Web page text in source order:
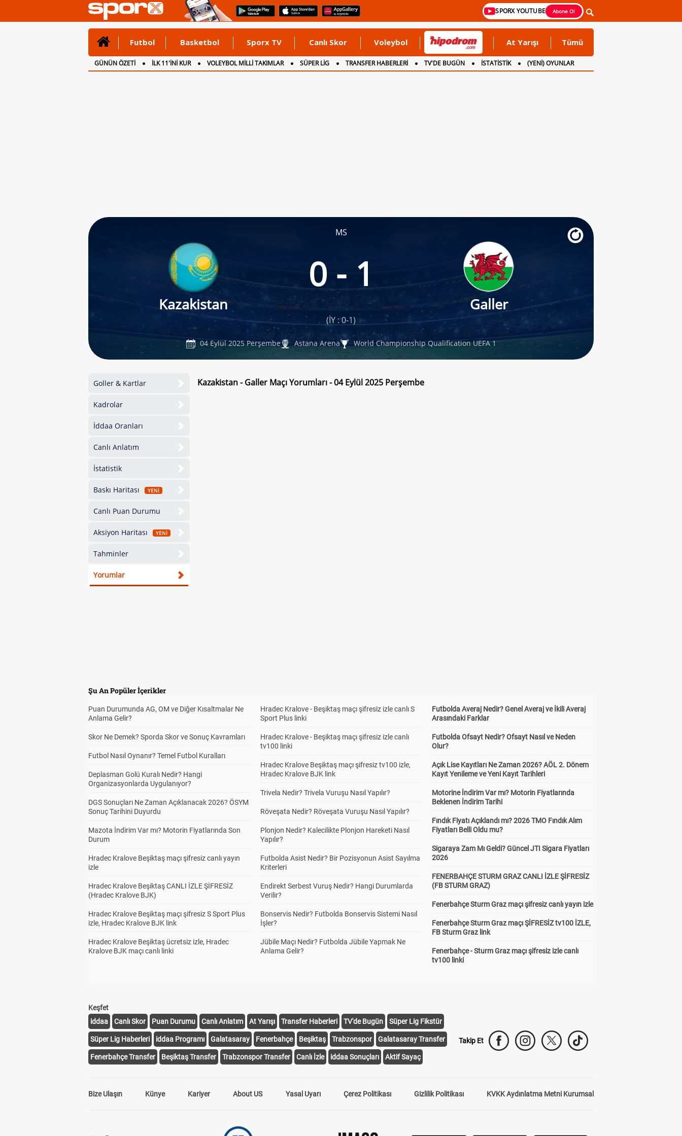
SPORX YOUTUBE Abone Ol
Futbol Basketbol Sporx TV Canlı Skor Voleybol At Yarışı Tümü
GÜNÜN ÖZETİ İLK 11'İNİ KUR VOLEYBOL MİLLİ TAKIMLAR SÜPER LİG TRANSFER HABERLERİ TV'DE BUGÜN İSTATİSTİK
(YENİ) OYUNLAR
CANLI ANLATIM
İNGİLTERE
MS
Kazakistan
0 - 1
Galler
(İY : 0-1)
04 Eylül 2025 Perşembe Astana Arena World Championship Qualification UEFA 1
Goller & Kartlar
Kadrolar
İddaa Oranları
Canlı Anlatım
İstatistik
Baskı Haritası YENİ
Canlı Puan Durumu
Aksiyon Haritası YENİ
Tahminler
Yorumlar
Kazakistan - Galler Maçı Yorumları - 04 Eylül 2025 Perşembe
Şu An Popüler İçerikler
Puan Durumunda AG, OM ve Diğer Kısaltmalar Ne
Anlama Gelir?
Skor Ne Demek? Sporda Skor ve Sonuç Kavramları
Futbol Nasıl Oynanır? Temel Futbol Kuralları
Deplasman Golü Kuralı Nedir? Hangi
Organizasyonlarda Uygulanıyor?
DGS Sonuçları Ne Zaman Açıklanacak 2026? ÖSYM
Sonuç Tarihini Duyurdu
Mazota İndirim Var mı? Motorin Fiyatlarında Son
Durum
Hradec Kralove Beşiktaş maçı şifresiz canlı yayın
izle
Hradec Kralove Beşiktaş CANLI İZLE ŞİFRESİZ
(Hradec Kralove BJK)
Hradec Kralove Beşiktaş maçı şifresiz S Sport Plus
izle, Hradec Kralove BJK link
Hradec Kralove Beşiktaş ücretsiz izle, Hradec
Kralove BJK maçı canlı linki
Hradec Kralove - Beşiktaş maçı şifresiz izle canlı S
Sport Plus linki
Hradec Kralove - Beşiktaş maçı şifresiz izle canlı
tv100 linki
Hradec Kralove Beşiktaş maçı şifresiz tv100 izle,
Hradec Kralove BJK link
Trivela Nedir? Trivela Vuruşu Nasıl Yapılır?
Röveşata Nedir? Röveşata Vuruşu Nasıl Yapılır?
Plonjon Nedir? Kalecilikte Plonjon Hareketi Nasıl
Yapılır?
Futbolda Asist Nedir? Bir Pozisyonun Asist Sayılma
Kriterleri
Endirekt Serbest Vuruş Nedir? Hangi Durumlarda
Verilir?
Bonservis Nedir? Futbolda Bonservis Sistemi Nasıl
İşler?
Jübile Maçı Nedir? Futbolda Jübile Yapmak Ne
Anlama Gelir?
Futbolda Averaj Nedir? Genel Averaj ve İkili Averaj
Arasındaki Farklar
Futbolda Ofsayt Nedir? Ofsayt Nasıl ve Neden
Olur?
Açık Lise Kayıtları Ne Zaman 2026? AÖL 2. Dönem
Kayıt Yenileme ve Yeni Kayıt Tarihleri
Motorine İndirim Var mı? Motorin Fiyatlarında
Beklenen İndirim Tarihi
Fındık Fiyatı Açıklandı mı? 2026 TMO Fındık Alım
Fiyatları Belli Oldu mu?
Sigaraya Zam Mı Geldi? Güncel JTI Sigara Fiyatları
2026
FENERBAHÇE STURM GRAZ CANLI İZLE ŞİFRESİZ
(FB STURM GRAZ)
Fenerbahçe Sturm Graz maçı şifresiz canlı yayın izle
Fenerbahçe Sturm Graz maçı ŞİFRESİZ tv100 İZLE,
FB Sturm Graz link
Fenerbahçe - Sturm Graz maçı şifresiz izle canlı
tv100 linki
Keşfet
iddaa
Canlı Skor Puan Durumu Canlı Anlatım At Yarışı Transfer Haberleri TV'de Bugün Süper Lig Fikstür
Süper Lig Haberleri iddaa Programı Galatasaray Fenerbahçe Beşiktaş Trabzonspor Galatasaray Transfer
Fenerbahçe Transfer Beşiktaş Transfer Trabzonspor Transfer Canlı İzle iddaa Sonuçları Aktif Sayaç
Takip Et
Bize Ulaşın Künye Kariyer About US Yasal Uyarı Çerez Politikası Gizlilik Politikası KVKK Aydınlatma Metni Kurumsal